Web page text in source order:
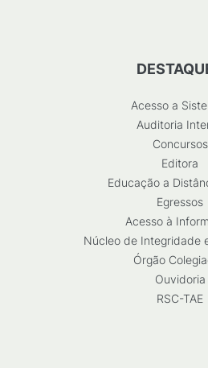
Acesso a
Auditoria
Concursos
Editora
Educação a
Egressos
Acesso à
Núcleo de Integridade
Órgão
Ouvidoria
RSC-TAE